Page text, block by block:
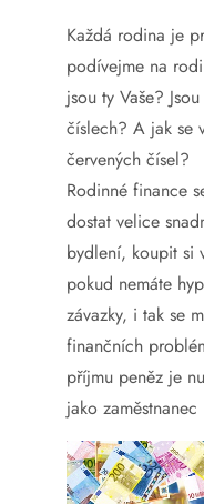
Každá rodina je
podívejme na
jsou ty Vaše?
číslech? A jak se
červených čísel?
Rodinné finance
dostat velice
bydlení, koupit si
pokud nemáte
závazky, i tak se
finančních
příjmu peněz je
jako